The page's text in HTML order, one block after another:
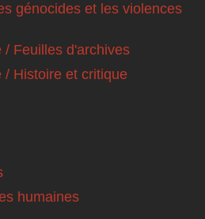
génocides et les violences
/ Feuilles d'archives
/ Histoire et critique
humaines